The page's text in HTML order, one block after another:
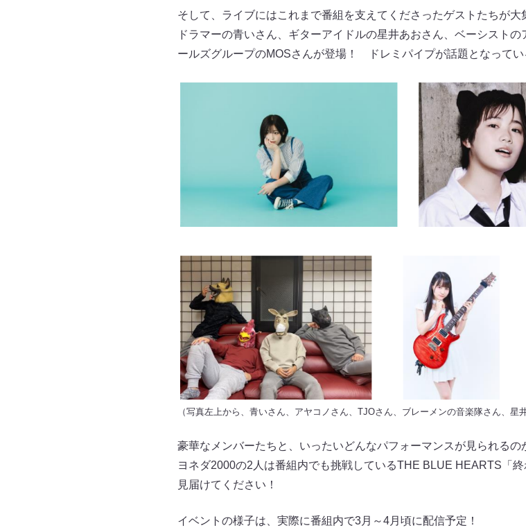
そして、ライブにはこれまで番組を支えてくださったゲストたちが大
ドラマーの青いさん、ギターアイドルの星井あおさん、ベーシスト
ールズグループのMOSさんが登場！ ドレミパイプが話題となってい
（写真左上から、青いさん、アヤコノさん、TJOさん、ブレーメンの音楽隊さん、星
豪華なメンバーたちと、いったいどんなパフォーマンスが見られるの
ヨネダ2000の2人は番組内でも挑戦しているTHE BLUE HEARTS「
見届けてください！
イベントの様子は、実際に番組内で3月～4月頃に配信予定！